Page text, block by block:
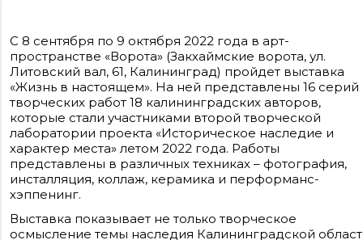
С 8 сентября по 9 октября 2022 года в арт-
пространстве «Ворота» (Закхаймские ворота, ул.
Литовский вал, 61, Калининград) пройдет выставка
«Жизнь в настоящем». На ней представлены 16 серий
творческих работ 18 калининградских авторов,
которые стали участниками второй творческой
лаборатории проекта «Историческое наследие и
характер места» летом 2022 года. Работы
представлены в различных техниках – фотография,
инсталляция, коллаж, керамика и перформанс-
хэппенинг.
Выставка показывает не только творческое
осмысление темы наследия Калининградской
3906148636, КПП 390601001
Контакты редакции: +7(4012) 310-124, news@klops.ru. Реклама: +7 (931) 107 50 00,
reklama@klops.ru. Афиша: +7(967) 351 20 51, reklama@klops.ru
Адрес редакции и учредителя: г. Калининград, ул. Рокоссовского, 16/18, пом. I,
оф. 2
Сетевое издание "Klops.ru", регистрационный номер и дата принятия
решения о регистрации: ЭЛ № ФС 77 - 78739 от 20 июля 2020 года,
зарегистрировано Федеральной службой по надзору в сфере связи,
информационных технологий и массовых коммуникаций (Роскомнадзор).
Учредитель: ООО "Русская медиагруппа "Западная Пресса". Главный
Фомченкова Кристина Владимировна
Материалы сайта, подписанные «CC 4.0» доступны по
лицензии Creative Commons «Attribution-ShareAlike»
письменное согласие правообладателя
Политика в отношении обработки персональных